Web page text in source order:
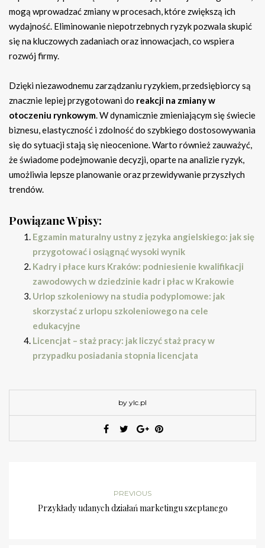
mogą wprowadzać zmiany w procesach, które zwiększą ich
wydajność. Eliminowanie niepotrzebnych ryzyk pozwala skupić
się na kluczowych zadaniach oraz innowacjach, co wspiera
rozwój firmy.
Dzięki niezawodnemu zarządzaniu ryzykiem, przedsiębiorcy są
znacznie lepiej przygotowani do reakcji na zmiany w
otoczeniu rynkowym. W dynamicznie zmieniającym się świecie
biznesu, elastyczność i zdolność do szybkiego dostosowywania
się do sytuacji stają się nieocenione. Warto również zauważyć,
że świadome podejmowanie decyzji, oparte na analizie ryzyk,
umożliwia lepsze planowanie oraz przewidywanie przyszłych
trendów.
Powiązane Wpisy:
Egzamin maturalny ustny z języka angielskiego: jak się
przygotować i osiągnąć wysoki wynik
Kadry i płace kurs Kraków: podniesienie kwalifikacji
zawodowych w dziedzinie kadr i płac w Krakowie
Urlop szkoleniowy na studia podyplomowe: jak
skorzystać z urlopu szkoleniowego na cele
edukacyjne
Licencjat – staż pracy: jak liczyć staż pracy w
przypadku posiadania stopnia licencjata
by ylc.pl
PREVIOUS
Przykłady udanych działań marketingu szeptanego